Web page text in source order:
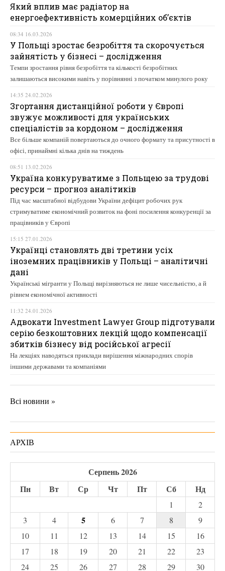
Який вплив має радіатор на
енергоефективність комерційних об’єктів
08:34 16.03.2026
У Польщі зростає безробіття та скорочується
зайнятість у бізнесі – дослідження
Темпи зростання рівня безробіття та кількості безробітних
залишаються високими навіть у порівнянні з початком минулого року
14:35 24.02.2026
Згортання дистанційної роботи у Європі
звужує можливості для українських
спеціалістів за кордоном – дослідження
Все більше компаній повертаються до очного формату та присутності в
офісі, принаймні кілька днів на тиждень
08:51 13.02.2026
Україна конкуруватиме з Польщею за трудові
ресурси – прогноз аналітиків
Під час масштабної відбудови України дефіцит робочих рук
стримуватиме економічний розвиток на фоні посилення конкуренції за
працівників у Європі
15:15 27.01.2026
Українці становлять дві третини усіх
іноземних працівників у Польщі – аналітичні
дані
Українські мігранти у Польщі вирізняються не лише чисельністю, а й
рівнем економічної активності
11:32 24.01.2026
Адвокати Investment Lawyer Group підготували
серію безкоштовних лекцій щодо компенсації
збитків бізнесу від російської агресії
На лекціях наводяться приклади вирішення міжнародних спорів
іншими державами та компаніями
Всі новини »
АРХІВ
Серпень 2026
Пн
Вт Ср Чт Пт Сб Нд
1
2
3
4 5 6 7 8
9
10
11 12 13 14 15
16
17
18 19 20 21 22
23
24
25 26 27 28 29 30